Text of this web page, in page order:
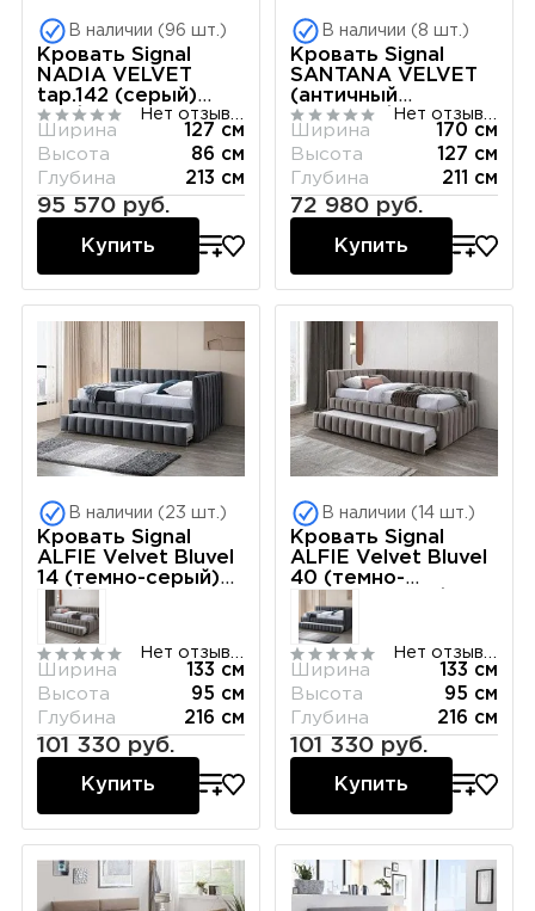
В наличии (96 шт.)
Кровать Signal
NADIA VELVET
tap.142 (серый)
120/200
Ширина
127 см
Высота
86 см
Глубина
213 см
95 570 руб.
Купить
В наличии (8 шт.)
Кровать Signal
SANTANA VELVET
(античный
розовый/дуб)
160/200
Ширина
170 см
Высота
127 см
Глубина
211 см
72 980 руб.
Купить
В наличии (23 шт.)
Кровать Signal
ALFIE Velvet Bluvel
14 (темно-серый)
120/200
Ширина
133 см
Высота
95 см
Глубина
216 см
101 330 руб.
Купить
В наличии (14 шт.)
Кровать Signal
ALFIE Velvet Bluvel
40 (темно-
бежевый) 120/200
Ширина
133 см
Высота
95 см
Глубина
216 см
101 330 руб.
Купить